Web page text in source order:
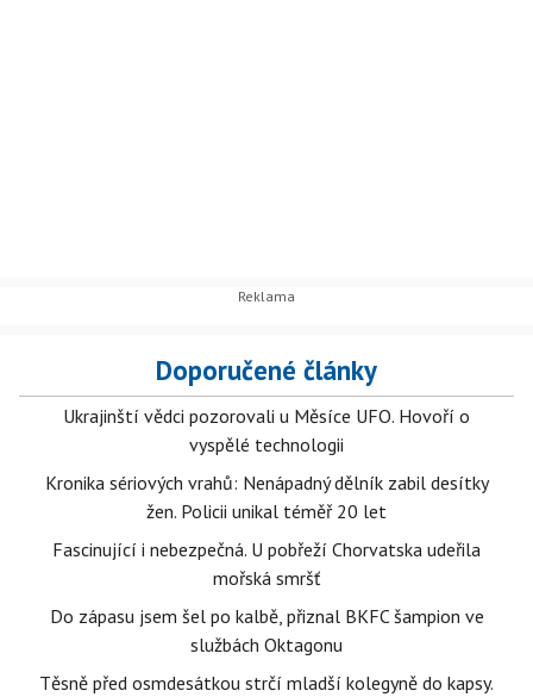
Doporučené články
Ukrajinští vědci pozorovali u Měsíce UFO. Hovoří o
vyspělé technologii
Kronika sériových vrahů: Nenápadný dělník zabil desítky
žen. Policii unikal téměř 20 let
Fascinující i nebezpečná. U pobřeží Chorvatska udeřila
mořská smršť
Do zápasu jsem šel po kalbě, přiznal BKFC šampion ve
službách Oktagonu
Těsně před osmdesátkou strčí mladší kolegyně do kapsy.